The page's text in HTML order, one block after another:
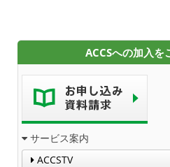
ACCSへの加入を
サービス案内
ACCSTV
個人情報保護方針
人材募集
アクセス